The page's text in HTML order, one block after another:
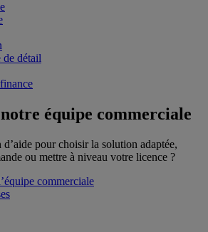
de détail
équipe commerciale
d’aide pour choisir la solution adaptée,
ou mettre à niveau votre licence ?
commerciale